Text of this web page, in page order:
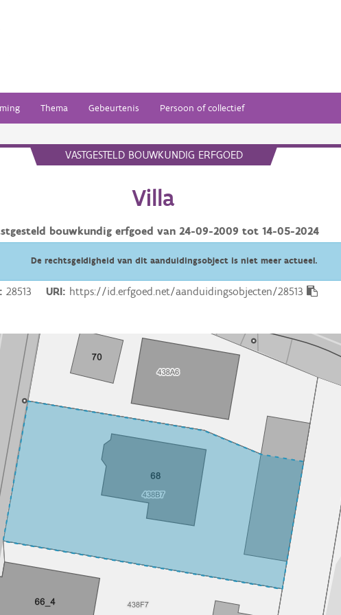
Thema Gebeurtenis Persoon of collectief
VASTGESTELD BOUWKUNDIG ERFGOED
Villa
bouwkundig erfgoed van 24-09-2009 tot 14-05-2024
De rechtsgeldigheid van dit aanduidingsobject is niet meer actueel.
28513 URI https://id.erfgoed.net/aanduidingsobjecten/28513